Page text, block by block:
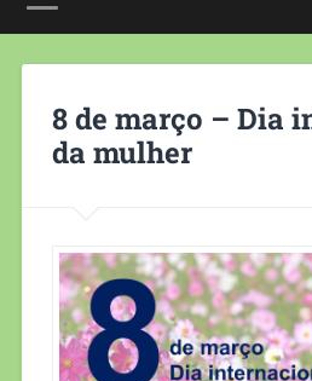
8 de março – Dia
da mulher